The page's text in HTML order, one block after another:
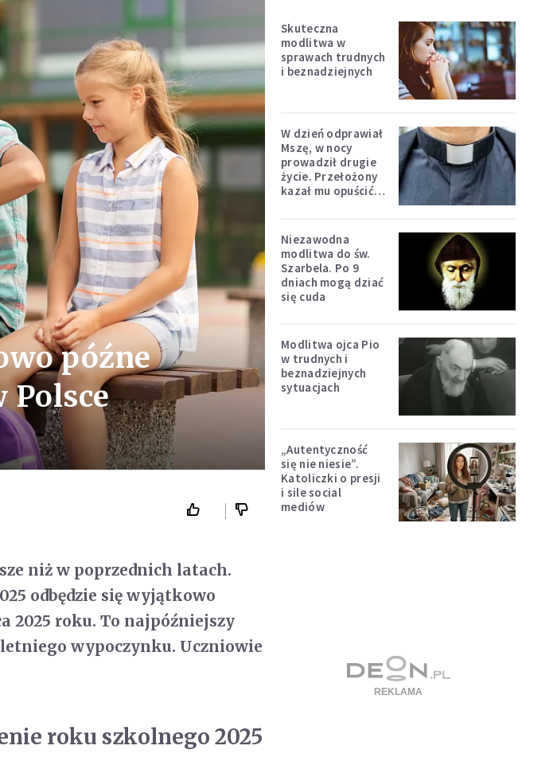
późne
Polsce
niż w poprzednich latach.
odbędzie się wyjątkowo
2025 roku. To najpóźniejszy
wypoczynku. Uczniowie
roku szkolnego 2025
Skuteczna
modlitwa w
sprawach trudnych
i beznadziejnych
W dzień odprawiał
Mszę, w nocy
prowadził drugie
życie. Przełożony
kazał mu opuścić
Niezawodna
modlitwa do św.
Szarbela. Po 9
dniach mogą dziać
się cuda
Modlitwa ojca Pio
w trudnych i
beznadziejnych
sytuacjach
„Autentyczność
się nie niesie”.
Katoliczki o presji
i sile social
mediów